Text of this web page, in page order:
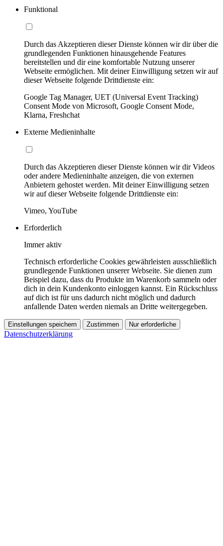
Funktional
Durch das Akzeptieren dieser Dienste können wir dir über die
grundlegenden Funktionen hinausgehende Features
bereitstellen und dir eine komfortable Nutzung unserer
Webseite ermöglichen. Mit deiner Einwilligung setzen wir auf
dieser Webseite folgende Drittdienste ein:
Google Tag Manager, UET (Universal Event Tracking)
Consent Mode von Microsoft, Google Consent Mode,
Klarna, Freshchat
Externe Medieninhalte
Durch das Akzeptieren dieser Dienste können wir dir Videos
oder andere Medieninhalte anzeigen, die von externen
Anbietern gehostet werden. Mit deiner Einwilligung setzen
wir auf dieser Webseite folgende Drittdienste ein:
Vimeo, YouTube
Erforderlich
Immer aktiv
Technisch erforderliche Cookies gewährleisten ausschließlich
grundlegende Funktionen unserer Webseite. Sie dienen zum
Beispiel dazu, dass du Produkte im Warenkorb sammeln oder
dich in dein Kundenkonto einloggen kannst. Ein Rückschluss
auf dich ist für uns dadurch nicht möglich und dadurch
anfallende Daten werden niemals an Dritte weitergegeben.
Einstellungen speichern Zustimmen Nur erforderliche
Datenschutzerklärung